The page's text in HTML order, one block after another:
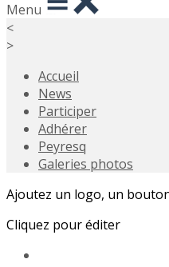
Menu
<
>
Accueil
News
Participer
Adhérer
Peyresq
Galeries photos
Ajoutez un logo, un
Cliquez pour éditer